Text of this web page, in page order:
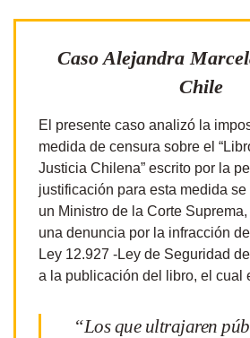
Caso Alejandra
Chile
El presente caso analizó la
medida de censura sobre el
Justicia Chilena” escrito por la
justificación para esta medida
un Ministro de la Corte
una denuncia por la infracción
Ley 12.927 -Ley de Seguridad
a la publicación del libro, el cual
“Los que ultrajaren